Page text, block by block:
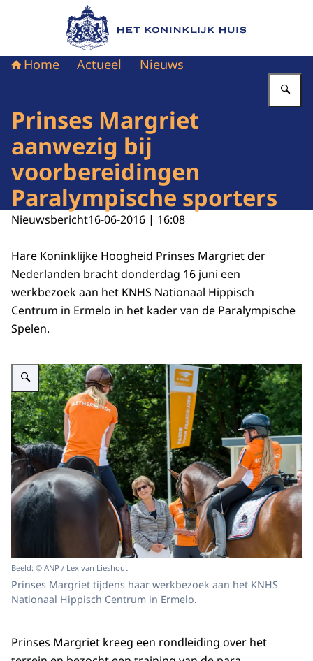
Naar de homepage van Het Koninklijk Huis
Home Actueel Nieuws
Prinses Margriet
aanwezig bij
voorbereidingen
Paralympische sporters
Nieuwsbericht16-06-2016 | 16:08
Hare Koninklijke Hoogheid Prinses Margriet der
Nederlanden bracht donderdag 16 juni een
werkbezoek aan het KNHS Nationaal Hippisch
Centrum in Ermelo in het kader van de Paralympische
Spelen.
Vergroot afbeelding ""
Beeld: © ANP / Lex van Lieshout
Prinses Margriet tijdens haar werkbezoek aan het KNHS
Nationaal Hippisch Centrum in Ermelo.
Prinses Margriet kreeg een rondleiding over het